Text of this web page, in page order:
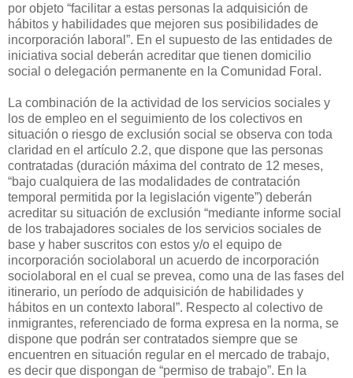
por objeto “facilitar a estas personas la adquisición de
hábitos y habilidades que mejoren sus posibilidades de
incorporación laboral”. En el supuesto de las entidades de
iniciativa social deberán acreditar que tienen domicilio
social o delegación permanente en la Comunidad Foral.
La combinación de la actividad de los servicios sociales y
los de empleo en el seguimiento de los colectivos en
situación o riesgo de exclusión social se observa con toda
claridad en el artículo 2.2, que dispone que las personas
contratadas (duración máxima del contrato de 12 meses,
“bajo cualquiera de las modalidades de contratación
temporal permitida por la legislación vigente”) deberán
acreditar su situación de exclusión “mediante informe social
de los trabajadores sociales de los servicios sociales de
base y haber suscritos con estos y/o el equipo de
incorporación sociolaboral un acuerdo de incorporación
sociolaboral en el cual se prevea, como una de las fases del
itinerario, un período de adquisición de habilidades y
hábitos en un contexto laboral”. Respecto al colectivo de
inmigrantes, referenciado de forma expresa en la norma, se
dispone que podrán ser contratados siempre que se
encuentren en situación regular en el mercado de trabajo,
es decir que dispongan de “permiso de trabajo”. En la